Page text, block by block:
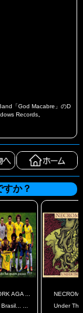
「God Macabre」のD
Records。
すか？
AGA ...
...
Under